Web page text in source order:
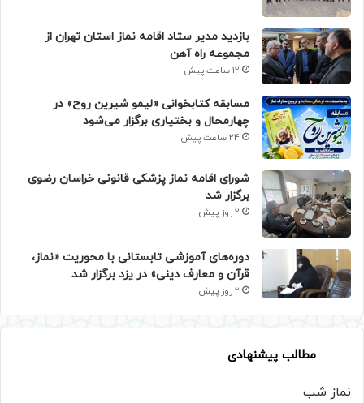
بازدید مدیر ستاد اقامه نماز استان تهران از
مجموعه راه آهن
12 ساعت پیش
مسابقه کتابخوانی «لیمو شیرین روح» در
چهارمحال و بختیاری برگزار می‌شود
24 ساعت پیش
شورای اقامه نماز پزشکی قانونی خراسان رضوی
برگزار شد
2 روز پیش
دوره‌های آموزشی تابستانی با محوریت «نماز،
قرآن و معارف دینی» در یزد برگزار شد
2 روز پیش
مطالب پیشنهادی
نماز شب